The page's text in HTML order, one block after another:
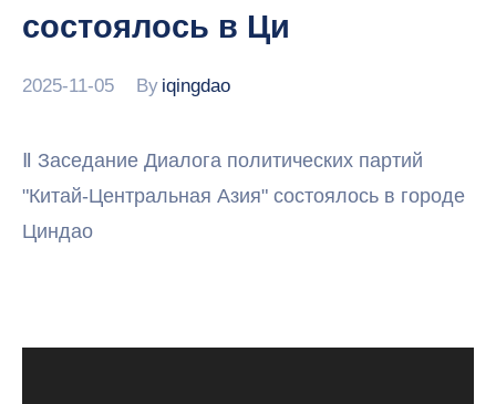
состоялось в Ци
2025-11-05 By iqingdao
Ⅱ Заседание Диалога политических партий
"Китай-Центральная Азия" состоялось в городе
Циндао